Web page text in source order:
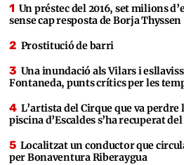
Un préstec del 2016, set milions
sense cap resposta de Borja Thyssen
Prostitució de barri
Una inundació als Vilars i
Fontaneda, punts crítics per les
L’artista del Cirque que va perdre
piscina d’Escaldes s’ha recuperat
Localitzat un conductor que
per Bonaventura Riberaygua